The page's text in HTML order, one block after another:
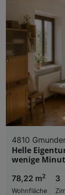
4810
Helle
wenige
78,22 m2
Wohnfläche
3